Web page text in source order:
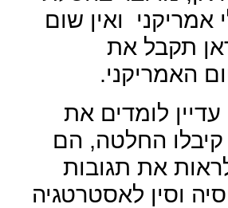
אמריקני
ואין שום
תקבל את
האמריקני.
לומדים את
החלטה, הם
את תגובות
וסין לאסטרטגיה